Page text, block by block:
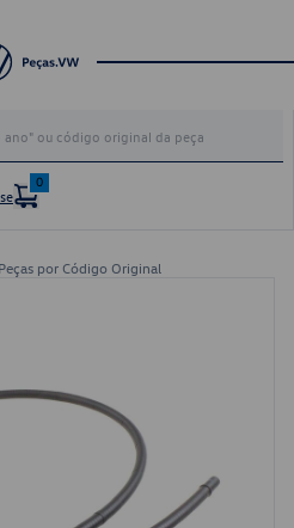
0
Peças por Código Original